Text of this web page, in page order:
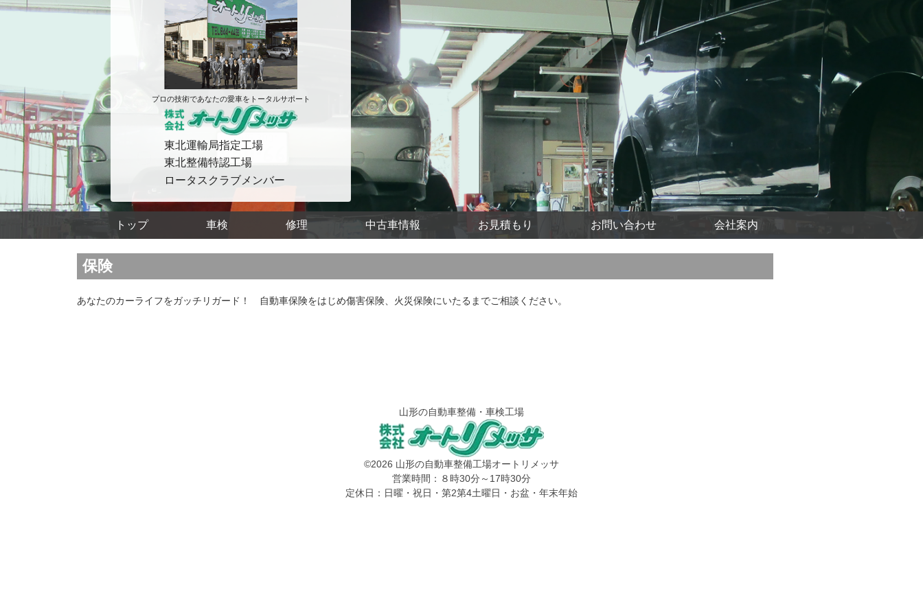
プロの技術であなたの愛車をトータルサポート
東北運輸局指定工場
東北整備特認工場
ロータスクラブメンバー
トップ 車検 修理 中古車情報 お見積もり お問い合わせ 会社案内
保険
あなたのカーライフをガッチリガード！ 自動車保険をはじめ傷害保険、火災保険にいたるまでご相談ください。
山形の自動車整備・車検工場
©2026 山形の自動車整備工場オートリメッサ
営業時間：８時30分～17時30分
定休日：日曜・祝日・第2第4土曜日・お盆・年末年始